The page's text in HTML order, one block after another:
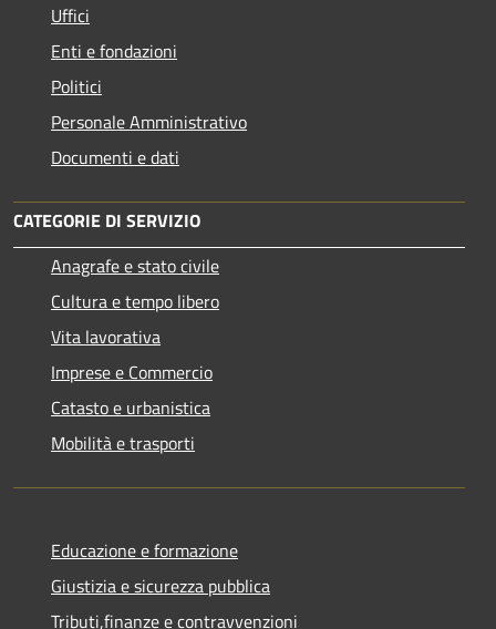
Uffici
Enti e fondazioni
Politici
Personale Amministrativo
Documenti e dati
CATEGORIE DI SERVIZIO
Anagrafe e stato civile
Cultura e tempo libero
Vita lavorativa
Imprese e Commercio
Catasto e urbanistica
Mobilità e trasporti
Educazione e formazione
Giustizia e sicurezza pubblica
Tributi,finanze e contravvenzioni